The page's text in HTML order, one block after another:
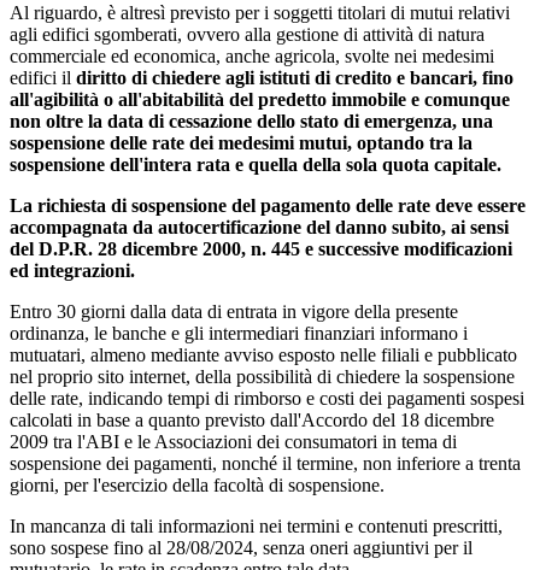
Al riguardo, è altresì previsto per i soggetti titolari di mutui relativi
agli edifici sgomberati, ovvero alla gestione di attività di natura
commerciale ed economica, anche agricola, svolte nei medesimi
edifici il diritto di chiedere agli istituti di credito e bancari, fino
all'agibilità o all'abitabilità del predetto immobile e comunque
non oltre la data di cessazione dello stato di emergenza, una
sospensione delle rate dei medesimi mutui, optando tra la
sospensione dell'intera rata e quella della sola quota capitale.
La richiesta di sospensione del pagamento delle rate deve essere
accompagnata da autocertificazione del danno subito, ai sensi
del D.P.R. 28 dicembre 2000, n. 445 e successive modificazioni
ed integrazioni.
Entro 30 giorni dalla data di entrata in vigore della presente
ordinanza, le banche e gli intermediari finanziari informano i
mutuatari, almeno mediante avviso esposto nelle filiali e pubblicato
nel proprio sito internet, della possibilità di chiedere la sospensione
delle rate, indicando tempi di rimborso e costi dei pagamenti sospesi
calcolati in base a quanto previsto dall'Accordo del 18 dicembre
2009 tra l'ABI e le Associazioni dei consumatori in tema di
sospensione dei pagamenti, nonché il termine, non inferiore a trenta
giorni, per l'esercizio della facoltà di sospensione.
In mancanza di tali informazioni nei termini e contenuti prescritti,
sono sospese fino al 28/08/2024, senza oneri aggiuntivi per il